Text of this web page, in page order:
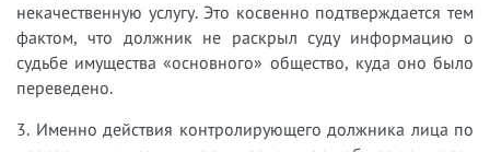
некачественную услугу. Это косвенно подтверждается тем
фактом, что должник не раскрыл суду информацию о
судьбе имущества «основного» общество, куда оно было
переведено.
3. Именно действия контролирующего должника лица по